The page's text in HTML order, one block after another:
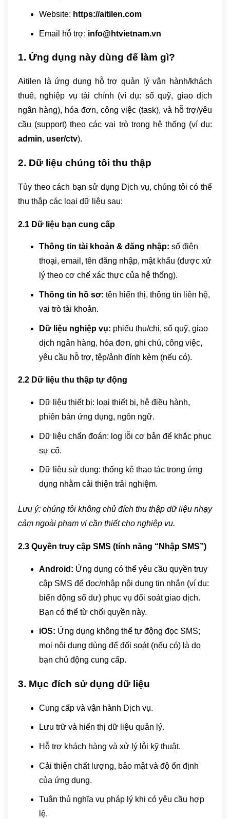
Website: https://aitilen.com
Email hỗ trợ: info@htvietnam.vn
1. Ứng dụng này dùng để làm gì?
Aitilen là ứng dụng hỗ trợ quản lý vận hành/khách
thuê, nghiệp vụ tài chính (ví dụ: sổ quỹ, giao dịch
ngân hàng), hóa đơn, công việc (task), và hỗ trợ/yêu
cầu (support) theo các vai trò trong hệ thống (ví dụ:
admin, user/ctv).
2. Dữ liệu chúng tôi thu thập
Tùy theo cách bạn sử dụng Dịch vụ, chúng tôi có thể
thu thập các loại dữ liệu sau:
2.1 Dữ liệu bạn cung cấp
Thông tin tài khoản & đăng nhập: số điện
thoại, email, tên đăng nhập, mật khẩu (được xử
lý theo cơ chế xác thực của hệ thống).
Thông tin hồ sơ: tên hiển thị, thông tin liên hệ,
vai trò tài khoản.
Dữ liệu nghiệp vụ: phiếu thu/chi, sổ quỹ, giao
dịch ngân hàng, hóa đơn, ghi chú, công việc,
yêu cầu hỗ trợ, tệp/ảnh đính kèm (nếu có).
2.2 Dữ liệu thu thập tự động
Dữ liệu thiết bị: loại thiết bị, hệ điều hành,
phiên bản ứng dụng, ngôn ngữ.
Dữ liệu chẩn đoán: log lỗi cơ bản để khắc phục
sự cố.
Dữ liệu sử dụng: thống kê thao tác trong ứng
dụng nhằm cải thiện trải nghiệm.
Lưu ý: chúng tôi không chủ đích thu thập dữ liệu nhạy
cảm ngoài phạm vi cần thiết cho nghiệp vụ.
2.3 Quyền truy cập SMS (tính năng “Nhập SMS”)
Android: Ứng dụng có thể yêu cầu quyền truy
cập SMS để đọc/nhập nội dung tin nhắn (ví dụ:
biến động số dư) phục vụ đối soát giao dịch.
Bạn có thể từ chối quyền này.
iOS: Ứng dụng không thể tự động đọc SMS;
mọi nội dung dùng để đối soát (nếu có) là do
bạn chủ động cung cấp.
3. Mục đích sử dụng dữ liệu
Cung cấp và vận hành Dịch vụ.
Lưu trữ và hiển thị dữ liệu quản lý.
Hỗ trợ khách hàng và xử lý lỗi kỹ thuật.
Cải thiện chất lượng, bảo mật và độ ổn định
của ứng dụng.
Tuân thủ nghĩa vụ pháp lý khi có yêu cầu hợp
lệ.